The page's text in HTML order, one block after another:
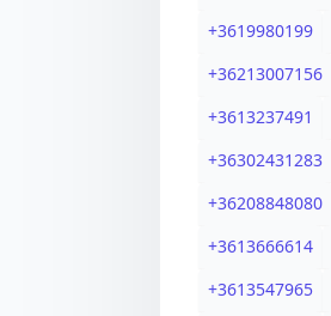
+3619980199
+36213007156
+3613237491
+36302431283
+36208848080
+3613666614
+3613547965